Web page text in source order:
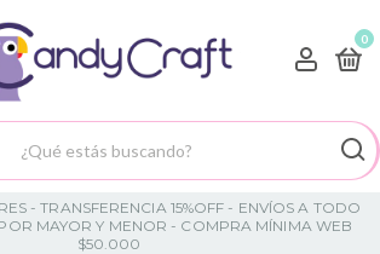
0
- TRANSFERENCIA 15%OFF - ENVÍOS A TODO
MAYOR Y MENOR - COMPRA MÍNIMA WEB
$50.000